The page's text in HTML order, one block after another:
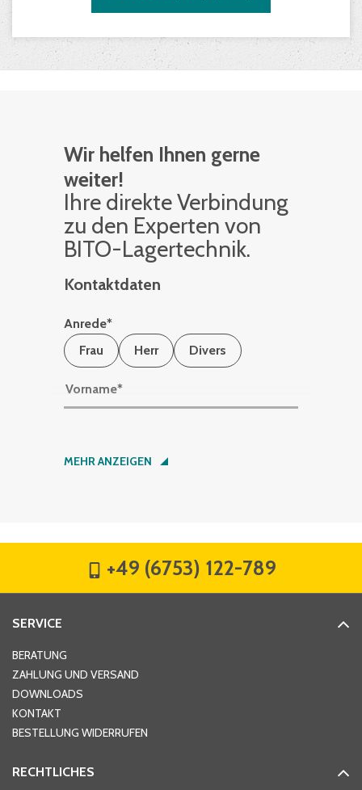
Wir helfen Ihnen gerne
weiter!
Ihre di­rek­te Ver­bin­dung
zu den Ex­per­ten von
BITO-La­ger­tech­nik.
Kontaktdaten
Anrede*
Frau
Herr Divers
Vorname*
Nachname*
Hausnummer
Ort*
MEHR ANZEIGEN
+49 (6753) 122-789
SERVICE
BERATUNG
ZAHLUNG UND VERSAND
DOWNLOADS
KONTAKT
BESTELLUNG WIDERRUFEN
RECHTLICHES